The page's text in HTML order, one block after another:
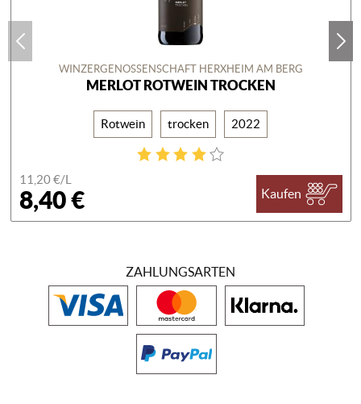
WINZERGENOSSENSCHAFT HERXHEIM AM BERG
MERLOT ROTWEIN TROCKEN
Rotwein trocken 2022
11,20 €/L
8,40 € Kaufen
ZAHLUNGSARTEN